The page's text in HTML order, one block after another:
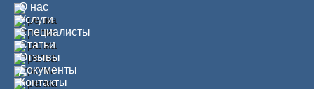
О нас
Услуги
Специалисты
Статьи
Отзывы
Документы
Контакты